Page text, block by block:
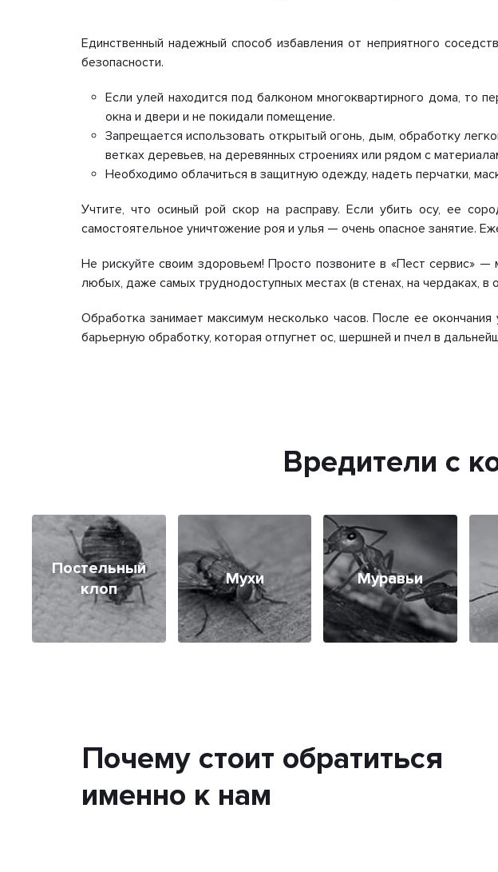
Единственный надежный способ избавления от неприятного
безопасности.
Если улей находится под балконом многоквартирного дома, то
окна и двери и не покидали помещение.
Запрещается использовать открытый огонь, дым, обработку
ветках деревьев, на деревянных строениях или рядом с
Необходимо облачиться в защитную одежду, надеть перчатки,
Учтите, что осиный рой скор на расправу. Если убить осу, ее
самостоятельное уничтожение роя и улья — очень опасное занятие.
Не рискуйте своим здоровьем! Просто позвоните в «Пест сервис»
любых, даже самых труднодоступных местах (в стенах, на чердаках, в
Обработка занимает максимум несколько часов. После ее
барьерную обработку, которая отпугнет ос, шершней и пчел в
Вредители с
Постельный
клоп
Мухи Муравьи
Почему стоит обратиться
именно к нам